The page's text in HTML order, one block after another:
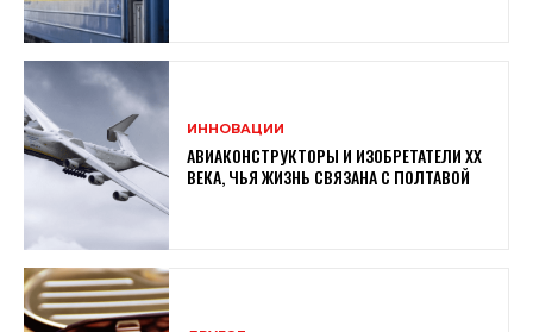
ИННОВАЦИИ
АВИАКОНСТРУКТОРЫ И ИЗОБРЕТАТЕЛИ XX
ВЕКА, ЧЬЯ ЖИЗНЬ СВЯЗАНА С ПОЛТАВОЙ